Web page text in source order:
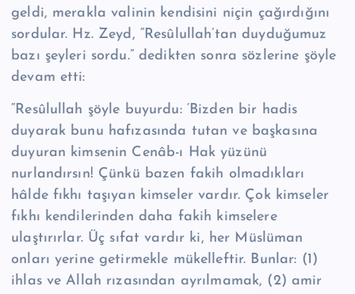
geldi, merakla valinin kendisini niçin ça­ğırdığını
sordular. Hz. Zeyd, “Re­sû­lul­lah’tan duyduğumuz
bazı şeyleri sordu.” dedikten sonra sözlerine şöyle
devam etti:
“Re­sû­lul­lah şöyle buyurdu: ‘Bizden bir hadis
duyarak bunu hafızasında tutan ve başkasına
duyuran kimsenin Cenâb-ı Hak yüzünü
nurlandırsın! Çünkü bazen fakih olmadıkları
hâlde fıkhı taşıyan kimseler vardır. Çok kimseler
fıkhı kendilerinden daha fakih kimselere
ulaştırırlar. Üç sıfat vardır ki, her Müslü­man
onları yerine getirmekle mükelleftir. Bunlar: (1)
ihlas ve Allah rızasından ayrılmamak, (2) amir